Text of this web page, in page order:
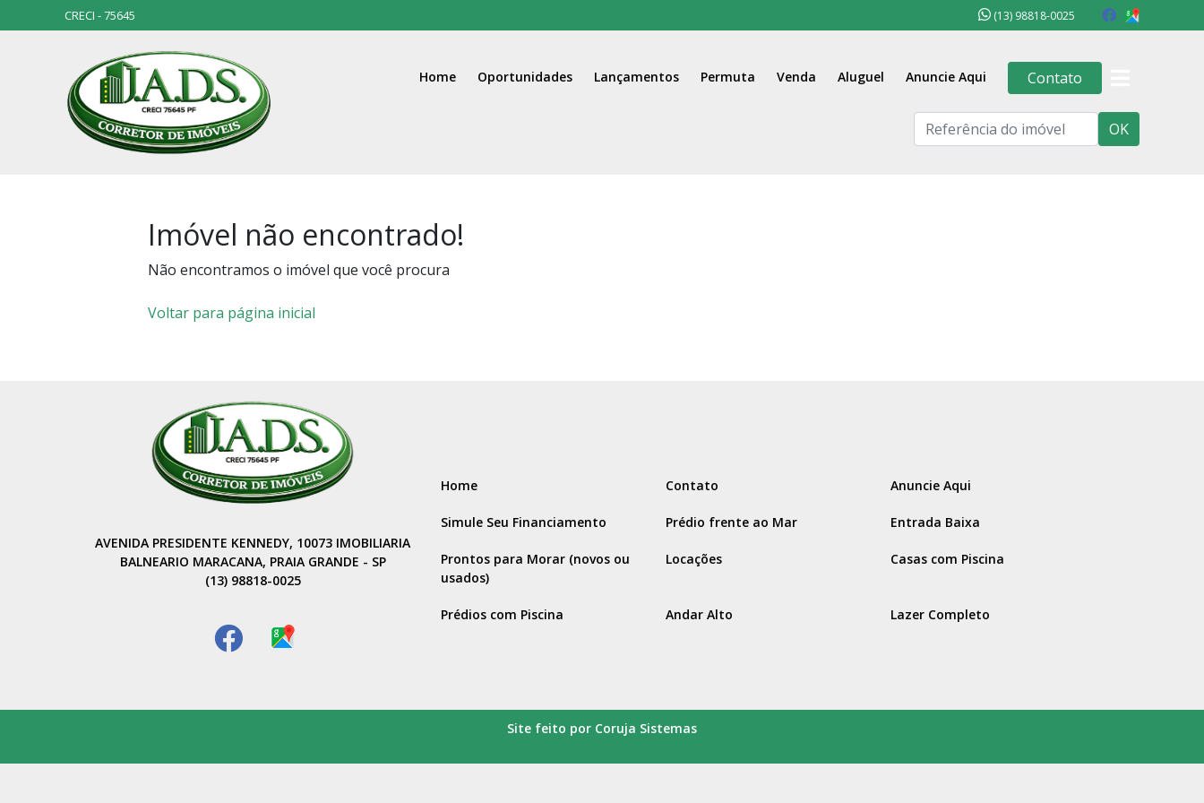
CRECI - 75645 (13) 98818-0025
Home Oportunidades Lançamentos Permuta Venda Aluguel Anuncie Aqui Contato
OK
Imóvel não encontrado!
Não encontramos o imóvel que você procura
Voltar para página inicial
AVENIDA PRESIDENTE KENNEDY, 10073 IMOBILIARIA
BALNEARIO MARACANA, PRAIA GRANDE - SP
(13) 98818-0025
Home Contato Anuncie Aqui
Simule Seu Financiamento Prédio frente ao Mar Entrada Baixa
Prontos para Morar (novos ou
usados)
Locações Casas com Piscina
Prédios com Piscina Andar Alto Lazer Completo
Site feito por Coruja Sistemas